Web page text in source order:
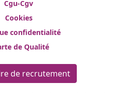
Cgu-Cgv
Cookies
confidentialité
de Qualité
de recrutement